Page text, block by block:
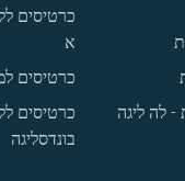
- לה ליגה
כרטיסים
א
כרטיסים
כרטיסים
בונדסליגה